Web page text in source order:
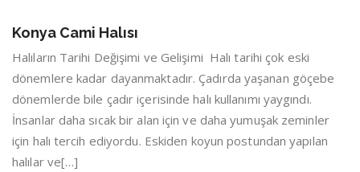
Konya Cami Halısı
Halıların Tarihi Değişimi ve Gelişimi Halı tarihi çok eski
dönemlere kadar dayanmaktadır. Çadırda yaşanan göçebe
dönemlerde bile çadır içerisinde halı kullanımı yaygındı.
İnsanlar daha sıcak bir alan için ve daha yumuşak zeminler
için halı tercih ediyordu. Eskiden koyun postundan yapılan
halılar ve[…]